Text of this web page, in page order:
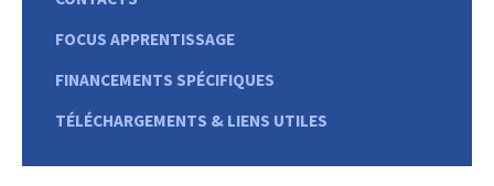
FOCUS APPRENTISSAGE
FINANCEMENTS SPÉCIFIQUES
TÉLÉCHARGEMENTS & LIENS UTILES